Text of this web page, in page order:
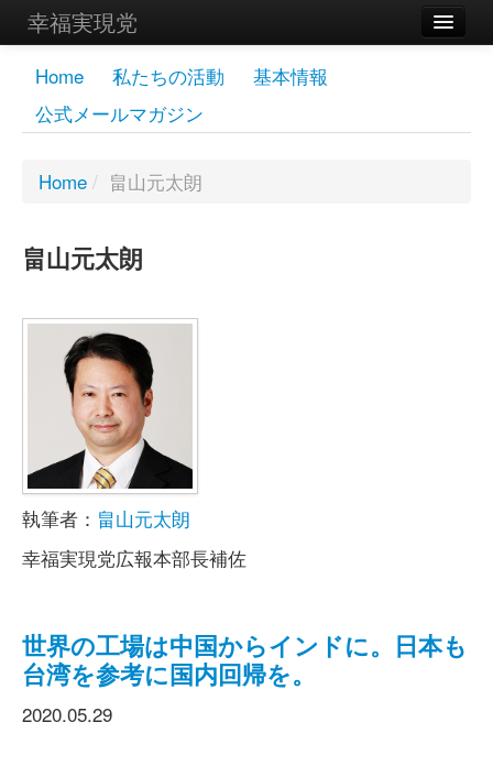
幸福実現党
メンバーズページ
党員
幸福の科学グループ
Home 私たちの活動
基本情報
公式メールマガジン
Home / 畠山元太朗
畠山元太朗
執筆者： 畠山元太朗
幸福実現党広報本部長補佐
世界の工場は中国からインドに。日本も
台湾を参考に国内回帰を。
2020.05.29